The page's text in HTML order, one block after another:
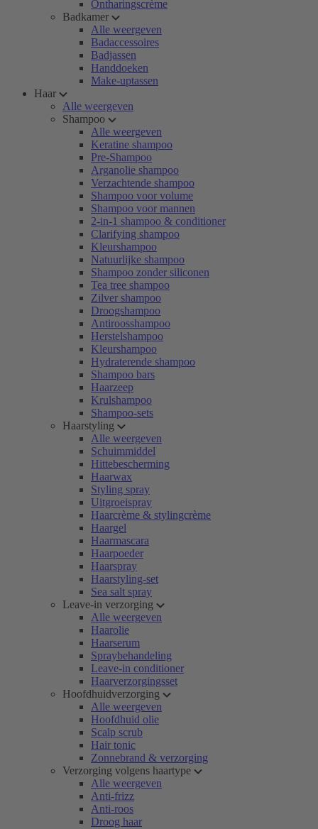
Ontharingscrème
Badkamer
Alle weergeven
Badaccessoires
Badjassen
Handdoeken
Make-uptassen
Haar
Alle weergeven
Shampoo
Alle weergeven
Keratine shampoo
Pre-Shampoo
Arganolie shampoo
Verzachtende shampoo
Shampoo voor volume
Shampoo voor mannen
2-in-1 shampoo & conditioner
Clarifying shampoo
Kleurshampoo
Natuurlijke shampoo
Shampoo zonder siliconen
Tea tree shampoo
Zilver shampoo
Droogshampoo
Antiroosshampoo
Herstelshampoo
Kleurshampoo
Hydraterende shampoo
Shampoo bars
Haarzeep
Krulshampoo
Shampoo-sets
Haarstyling
Alle weergeven
Schuimmiddel
Hittebescherming
Haarwax
Styling spray
Uitgroeispray
Haarcrème & stylingcrème
Haargel
Haarmascara
Haarpoeder
Haarspray
Haarstyling-set
Sea salt spray
Leave-in verzorging
Alle weergeven
Haarolie
Haarserum
Spraybehandeling
Leave-in conditioner
Haarverzorgingsset
Hoofdhuidverzorging
Alle weergeven
Hoofdhuid olie
Scalp scrub
Hair tonic
Zonnebrand & verzorging
Verzorging volgens haartype
Alle weergeven
Anti-frizz
Anti-roos
Droog haar